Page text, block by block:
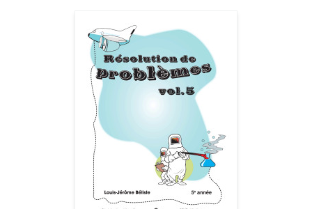
Minisérie sur les émotions – Lectures
3,99 $- PDF